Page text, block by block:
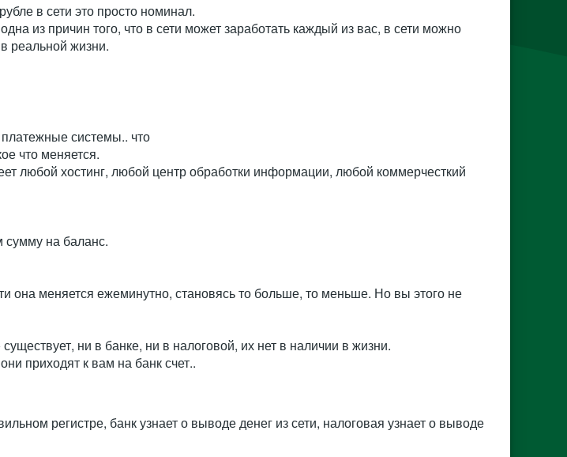
в сети это просто номинал.
из причин того, что в сети может заработать каждый из вас, в сети можно
реальной жизни.
платежные системы.. что
что меняется.
любой хостинг, любой центр обработки информации, любой коммерчесткий
сумму на баланс.
она меняется ежеминутно, становясь то больше, то меньше. Но вы этого не
ни в банке, ни в налоговой, их нет в наличии в жизни.
приходят к вам на банк счет..
регистре, банк узнает о выводе денег из сети, налоговая узнает о выводе